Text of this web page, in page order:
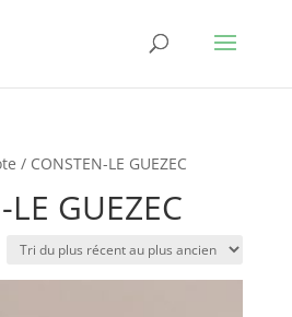
/ CONSTEN-LE GUEZEC
GUEZEC